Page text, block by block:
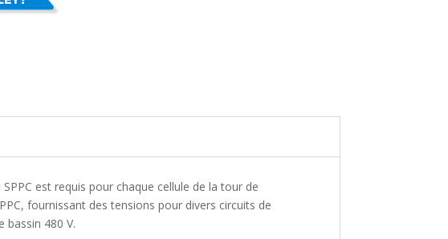
est requis pour chaque cellule de la tour de
fournissant des tensions pour divers circuits de
bassin 480 V.